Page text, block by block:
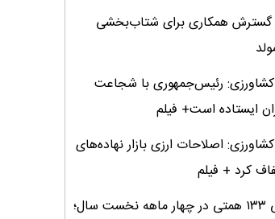
گسترش همکاری برای شتاب‌بخشی
کشاورزی: رئیس‌جمهوری با شجاعت
ایستاده است+ فیلم
اصلاحات ارزی بازار نهاده‌های
کرد + فیلم
تأمین مالی ۱۳۳ همتی در چهار ماهه نخست سال؛